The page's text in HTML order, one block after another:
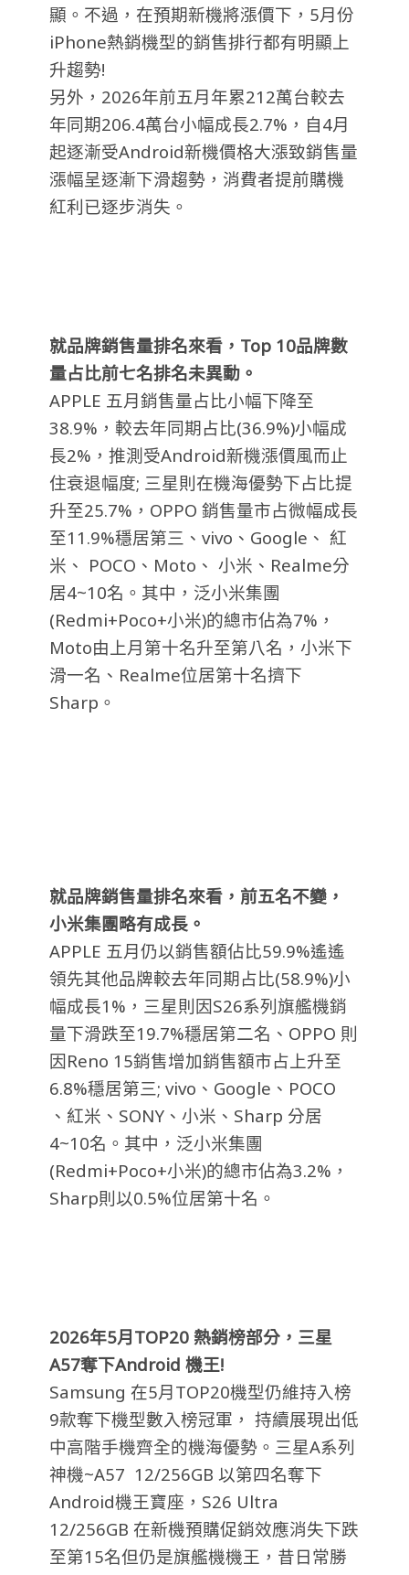
顯。不過，在預期新機將漲價下，5月份
iPhone熱銷機型的銷售排行都有明顯上
升趨勢!
另外，2026年前五月年累212萬台較去
年同期206.4萬台小幅成長2.7%，自4月
起逐漸受Android新機價格大漲致銷售量
漲幅呈逐漸下滑趨勢，消費者提前購機
紅利已逐步消失。
就品牌銷售量排名來看，Top 10品牌數
量占比前七名排名未異動。
APPLE 五月銷售量占比小幅下降至
38.9%，較去年同期占比(36.9%)小幅成
長2%，推測受Android新機漲價風而止
住衰退幅度; 三星則在機海優勢下占比提
升至25.7%，OPPO 銷售量市占微幅成長
至11.9%穩居第三、vivo、Google、 紅
米、 POCO、Moto、 小米、Realme分
居4~10名。其中，泛小米集團
(Redmi+Poco+小米)的總市佔為7%，
Moto由上月第十名升至第八名，小米下
滑一名、Realme位居第十名擠下
Sharp。
就品牌銷售量排名來看，前五名不變，
小米集團略有成長。
APPLE 五月仍以銷售額佔比59.9%遙遙
領先其他品牌較去年同期占比(58.9%)小
幅成長1%，三星則因S26系列旗艦機銷
量下滑跌至19.7%穩居第二名、OPPO 則
因Reno 15銷售增加銷售額市占上升至
6.8%穩居第三; vivo、Google、POCO
、紅米、SONY、小米、Sharp 分居
4~10名。其中，泛小米集團
(Redmi+Poco+小米)的總市佔為3.2%，
Sharp則以0.5%位居第十名。
2026年5月TOP20 熱銷榜部分，三星
A57奪下Android 機王!
Samsung 在5月TOP20機型仍維持入榜
9款奪下機型數入榜冠軍， 持續展現出低
中高階手機齊全的機海優勢。三星A系列
神機~A57 12/256GB 以第四名奪下
Android機王寶座，S26 Ultra
12/256GB 在新機預購促銷效應消失下跌
至第15名但仍是旗艦機機王，昔日常勝